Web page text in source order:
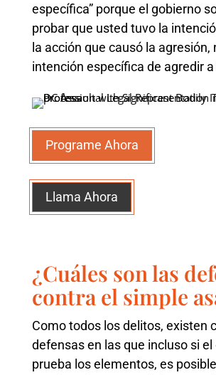
específica” porque el gobierno
probar que usted tuvo la
la acción que causó la agresión,
intención específica de agredir
Programe Ahora
Llama Ahora
¿Cuáles son las
contra el simple
Como todos los delitos, existen
defensas en las que incluso si
prueba los elementos, es